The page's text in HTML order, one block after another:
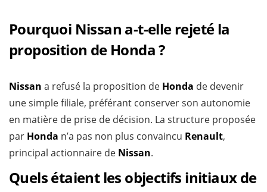
Pourquoi Nissan a-t-elle rejeté la
proposition de Honda ?
Nissan a refusé la proposition de Honda de devenir
une simple filiale, préférant conserver son autonomie
en matière de prise de décision. La structure proposée
par Honda n’a pas non plus convaincu Renault,
principal actionnaire de Nissan.
Quels étaient les objectifs initiaux de